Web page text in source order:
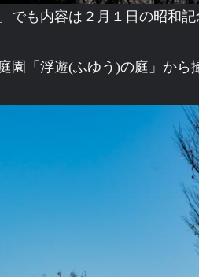
も内容は２月１日の昭和記
園「浮遊(ふゆう)の庭」から